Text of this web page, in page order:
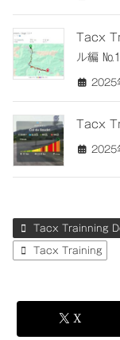
Tacx
ル編 №1
2025
Tacx
2025
Tacx Trainning
Tacx Training
X